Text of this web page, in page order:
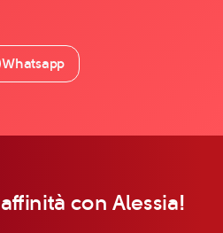
Whatsapp
con Alessia!